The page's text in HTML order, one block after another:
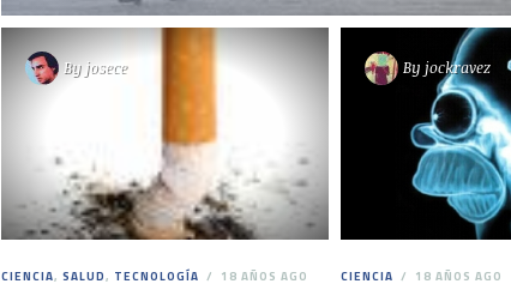
By josece
CIENCIA, SALUD, TECNOLOGÍA 18 AÑOS AGO
By jockravez
CIENCIA 18 AÑOS AGO